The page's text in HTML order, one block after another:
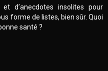
d’anecdotes insolites pour
forme de listes, bien sûr. Quoi
santé ?